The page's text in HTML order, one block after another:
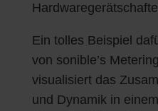
Ein tolles Beispiel
von sonible’s
visualisiert das
und Dynamik in